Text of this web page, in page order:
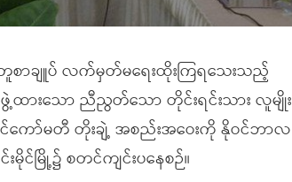
စာချူပ် လက်မှတ်မရေးထိုးကြရသေးသည့်
ားသော ညီညွတ်သော တိုင်းရင်းသား လူမျိုး
ကော်မတီ တိုးချဲ့ အစည်းအဝေးကို နိုဝင်ဘာလ
င်မြို့၌ စတင်ကျင်းပနေစဉ်။